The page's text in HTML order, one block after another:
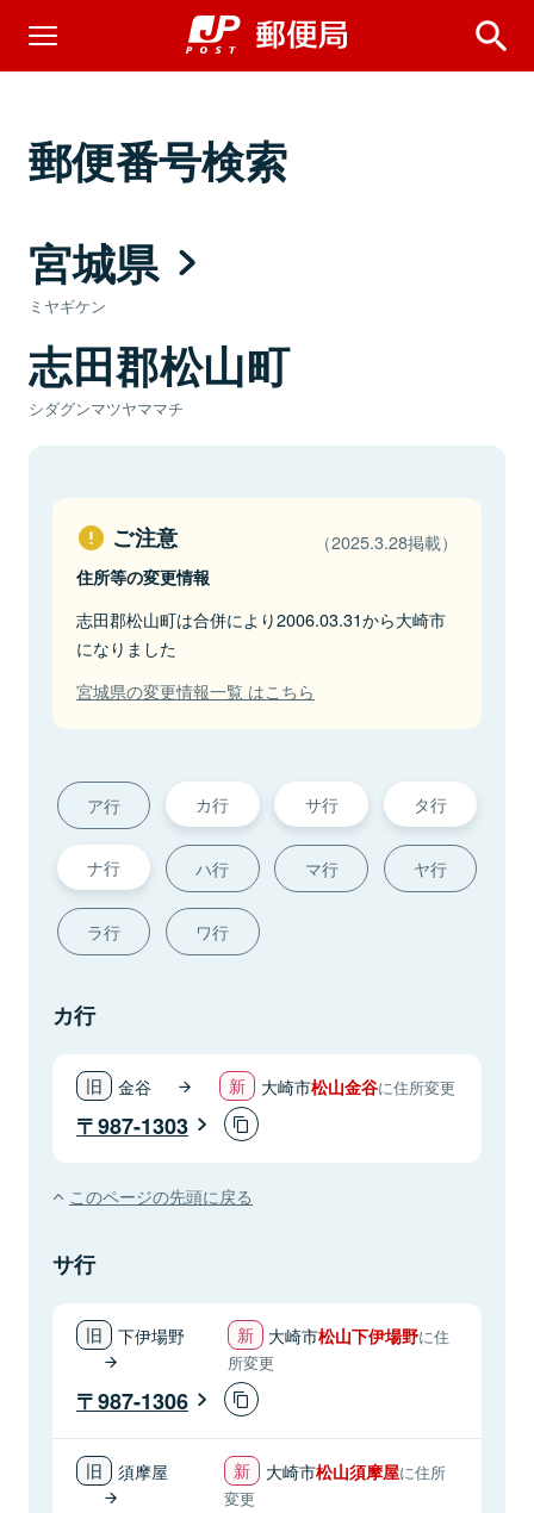
郵便番号検索
宮城県
ミヤギケン
志田郡松山町
シダグンマツヤママチ
ご注意 （2025.3.28掲載）
住所等の変更情報
志田郡松山町は合併により2006.03.31から大崎市
になりました
宮城県の変更情報一覧 はこちら
ア行 カ行 サ行 タ行
ナ行 ハ行 マ行 ヤ行
ラ行 ワ行
カ行
金谷 大崎市松山金谷に住所変更
987-1303
このページの先頭に戻る
サ行
下伊場野 大崎市松山下伊場野に住
所変更
987-1306
須摩屋 大崎市松山須摩屋に住所
変更